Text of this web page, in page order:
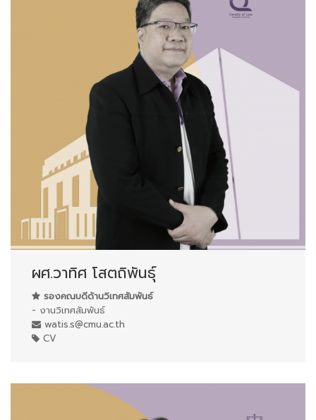
ผศ.วาทิศ โสตถิพันธุ์
รองคณบดีด้านวิเทศสัมพันธ์
- งานวิเทศสัมพันธ์
watis.s@cmu.ac.th
CV